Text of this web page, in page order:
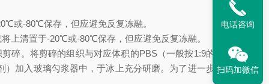
或-80℃保存，但应避免反复冻融。
上清置于-20℃或-80℃保存，但应避免反复冻融。
碎。将剪碎的组织与对应体积的PBS（一般按1:9的重量
加入玻璃匀浆器中，于冰上充分研磨。为了进一步裂解
电话咨询
扫码加微信